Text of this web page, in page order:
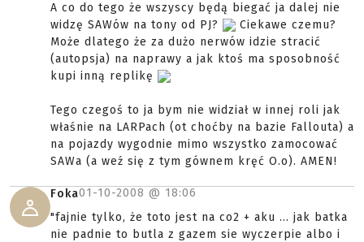
A co do tego że wszyscy będą biegać ja dalej nie
widzę SAWów na tony od PJ?
Ciekawe czemu?
Może dlatego że za dużo nerwów idzie stracić
(autopsja) na naprawy a jak ktoś ma sposobność
kupi inną replikę
Tego czegoś to ja bym nie widział w innej roli jak
właśnie na LARPach (ot choćby na bazie Fallouta) a
na pojazdy wygodnie mimo wszystko zamocować
SAWa (a weź się z tym gównem kręć O.o). AMEN!
Foka01-10-2008 @ 18:06
"fajnie tylko, że toto jest na co2 + aku ... jak batka
nie padnie to butla z gazem sie wyczerpie albo i